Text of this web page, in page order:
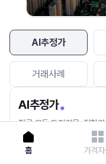
AI추정가
거래사례
AI추정가
전국 모든 토지건물, 집합
세요.
홈 가격